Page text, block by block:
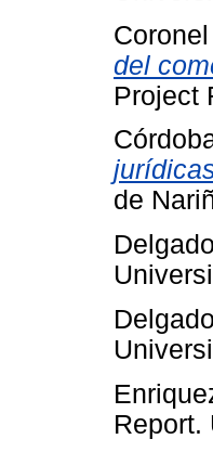
del
Project
de
Report.